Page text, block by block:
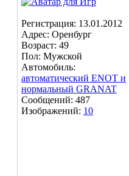
Регистрация: 13.01.2012
Адрес: Оренбург
Возраст: 49
Пол: Мужской
Автомобиль:
автоматический ENOT и
нормальный GRANAT
Сообщений: 487
Изображений: 10